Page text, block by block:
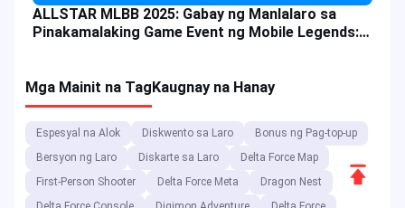
ALLSTAR MLBB 2025: Gabay ng Manlalaro sa
Pinakamalaking Game Event ng Mobile Legends:
Mga Mainit na TagKaugnay na Hanay
Espesyal na Alok Diskwento sa Laro
Bonus ng Pag-top-up
Bersyon ng Laro
Diskarte sa Laro
Delta Force Map
First-Person Shooter
Delta Force Meta
Dragon Nest
Scroll